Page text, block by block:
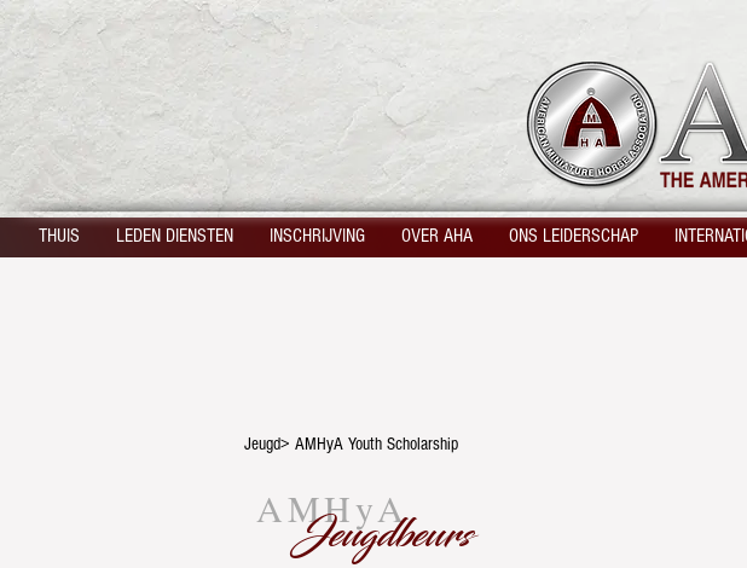
THUIS LEDEN DIENSTEN INSCHRIJVING OVER AHA ONS LEIDERSCHAP
Jeugd> AMHyA Youth Scholarship
AMHyA
Jeugdbeurs